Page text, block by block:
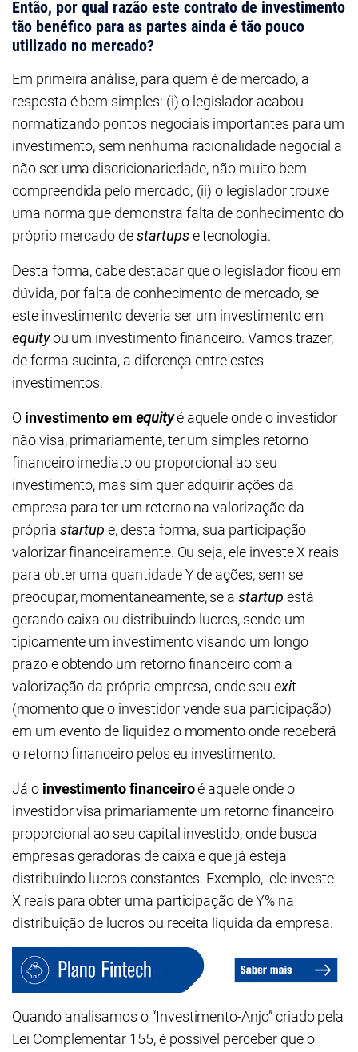
Então, por qual razão este contrato de investimento
tão benéfico para as partes ainda é tão pouco
utilizado no mercado?
Em primeira análise, para quem é de mercado, a
resposta é bem simples: (i) o legislador acabou
normatizando pontos negociais importantes para um
investimento, sem nenhuma racionalidade negocial a
não ser uma discricionariedade, não muito bem
compreendida pelo mercado; (ii) o legislador trouxe
uma norma que demonstra falta de conhecimento do
próprio mercado destartupse tecnologia.
Desta forma, cabe destacar que o legislador ficou em
dúvida, por falta de conhecimento de mercado, se
este investimento deveria ser um investimento em
equityou um investimento financeiro. Vamos trazer,
de forma sucinta, a diferença entre estes
investimentos:
O investimento emequityé aquele onde o investidor
não visa, primariamente, ter um simples retorno
financeiro imediato ou proporcional ao seu
investimento, mas sim quer adquirir ações da
empresa para ter um retorno na valorização da
própria startup e, desta forma, sua participação
valorizar financeiramente. Ou seja, ele investe X reais
para obter uma quantidade Y de ações, sem se
preocupar, momentaneamente, se astartup está
gerando caixa ou distribuindo lucros, sendo um
tipicamente um investimento visando um longo
prazo e obtendo um retorno financeiro com a
valorização da própria empresa, onde seu exit
(momento que o investidor vende sua participação)
em um evento de liquidez o momento onde receberá
o retorno financeiro pelos eu investimento.
Já o investimento financeiroé aquele onde o
investidor visa primariamente um retorno financeiro
proporcional ao seu capital investido, onde busca
empresas geradoras de caixa e que já esteja
distribuindo lucros constantes. Exemplo, ele investe
X reais para obter uma participação de Y% na
distribuição de lucros ou receita liquida da empresa.
Quando analisamos o “Investimento-Anjo” criado pela
Lei Complementar 155, é possível perceber que o